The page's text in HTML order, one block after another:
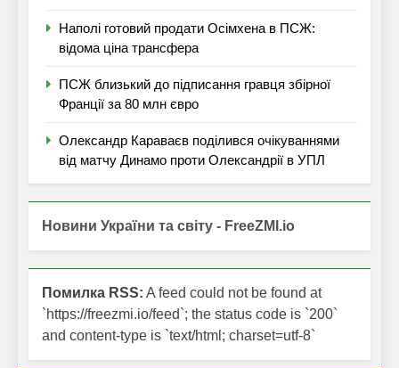
Наполі готовий продати Осімхена в ПСЖ:
відома ціна трансфера
ПСЖ близький до підписання гравця збірної
Франції за 80 млн євро
Олександр Караваєв поділився очікуваннями
від матчу Динамо проти Олександрії в УПЛ
Новини України та світу - FreeZMI.io
Помилка RSS: A feed could not be found at
`https://freezmi.io/feed`; the status code is `200`
and content-type is `text/html; charset=utf-8`